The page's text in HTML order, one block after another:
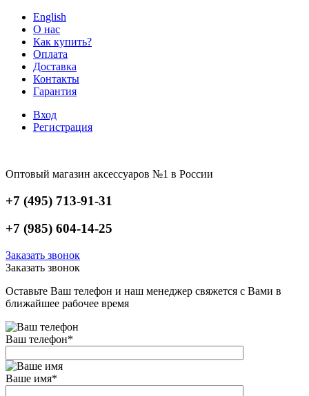
English
О нас
Как купить?
Оплата
Доставка
Контакты
Гарантия
Вход
Регистрация
Оптовый магазин аксессуаров №1 в России
+7 (495) 713-91-31
+7 (985) 604-14-25
Заказать звонок
Заказать звонок
Оставьте Ваш телефон и наш менеджер свяжется с Вами в
ближайшее рабочее время
Ваш телефон*
Ваше имя*